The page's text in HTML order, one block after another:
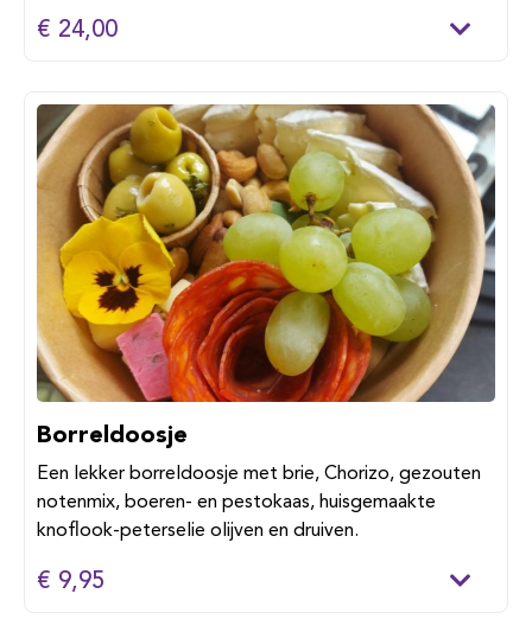
€ 24,00
Borreldoosje
Een lekker borreldoosje met brie, Chorizo, gezouten
notenmix, boeren- en pestokaas, huisgemaakte
knoflook-peterselie olijven en druiven.
€ 9,95